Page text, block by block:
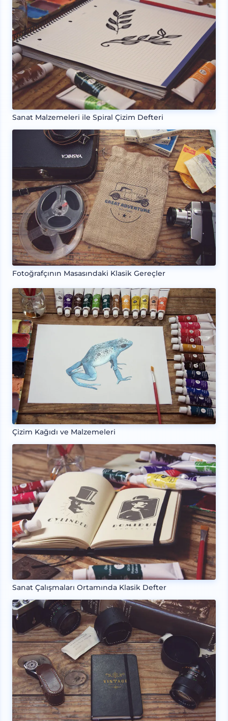
Sanat Malzemeleri ile Spiral Çizim Defteri
Fotoğrafçının Masasındaki Klasik Gereçler
Çizim Kağıdı ve Malzemeleri
Sanat Çalışmaları Ortamında Klasik Defter